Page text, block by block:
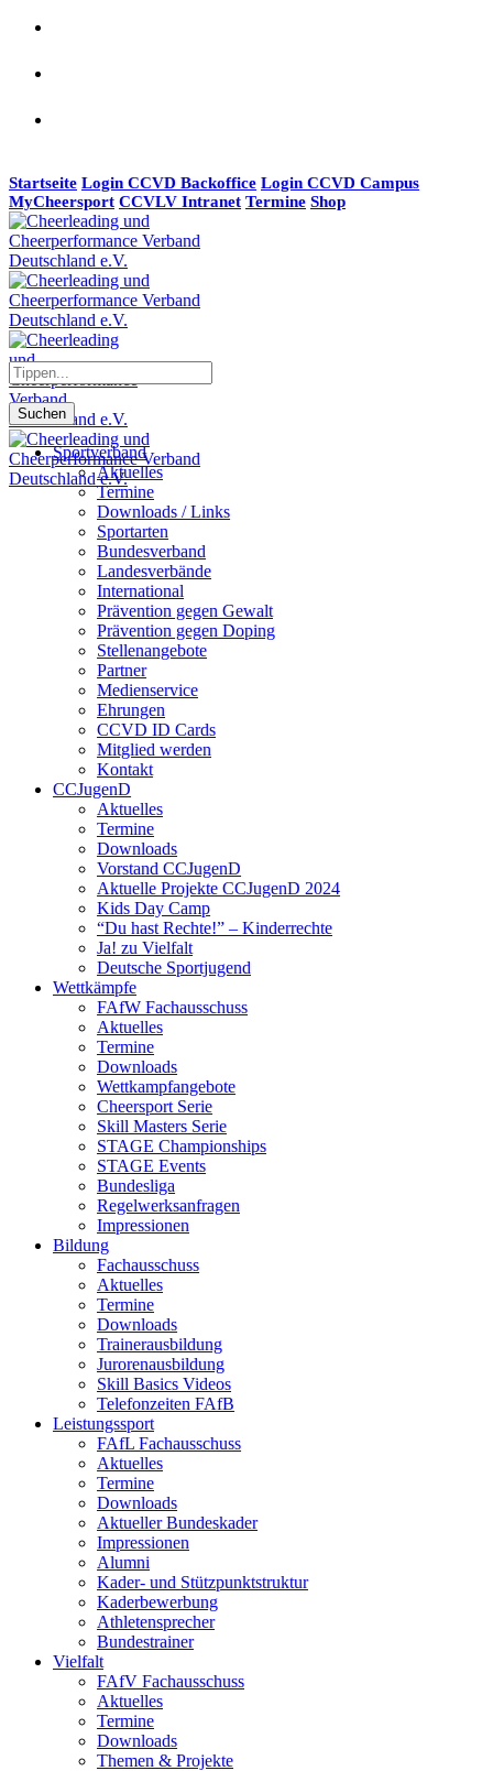
Startseite Login CCVD Backoffice Login CCVD Campus
MyCheersport CCVLV Intranet Termine Shop
Suchen
Sportverband
Aktuelles
Termine
Downloads / Links
Sportarten
Bundesverband
Landesverbände
International
Prävention gegen Gewalt
Prävention gegen Doping
Stellenangebote
Partner
Medienservice
Ehrungen
CCVD ID Cards
Mitglied werden
Kontakt
CCJugenD
Aktuelles
Termine
Downloads
Vorstand CCJugenD
Aktuelle Projekte CCJugenD 2024
Kids Day Camp
“Du hast Rechte!” – Kinderrechte
Ja! zu Vielfalt
Deutsche Sportjugend
Wettkämpfe
FAfW Fachausschuss
Aktuelles
Termine
Downloads
Wettkampfangebote
Cheersport Serie
Skill Masters Serie
STAGE Championships
STAGE Events
Bundesliga
Regelwerksanfragen
Impressionen
Bildung
Fachausschuss
Aktuelles
Termine
Downloads
Trainerausbildung
Jurorenausbildung
Skill Basics Videos
Telefonzeiten FAfB
Leistungssport
FAfL Fachausschuss
Aktuelles
Termine
Downloads
Aktueller Bundeskader
Impressionen
Alumni
Kader- und Stützpunktstruktur
Kaderbewerbung
Athletensprecher
Bundestrainer
Vielfalt
FAfV Fachausschuss
Aktuelles
Termine
Downloads
Themen & Projekte